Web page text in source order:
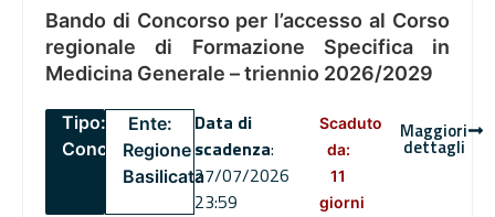
Bando di Concorso per l’accesso al Corso
regionale di Formazione Specifica in
Medicina Generale – triennio 2026/2029
Tipo:
Concorsi
Ente:
Regione
Basilicata
Data di
scadenza:
27/07/2026
23:59
Scaduto
da:
11
giorni
Maggiori
dettagli